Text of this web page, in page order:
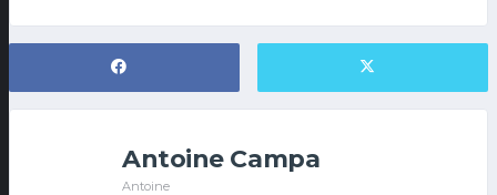
Antoine Campa
Antoine